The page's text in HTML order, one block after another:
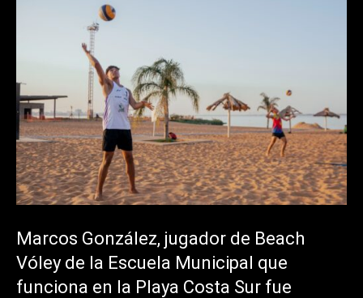
Marcos González, jugador de Beach
Vóley de la Escuela Municipal que
funciona en la Playa Costa Sur fue